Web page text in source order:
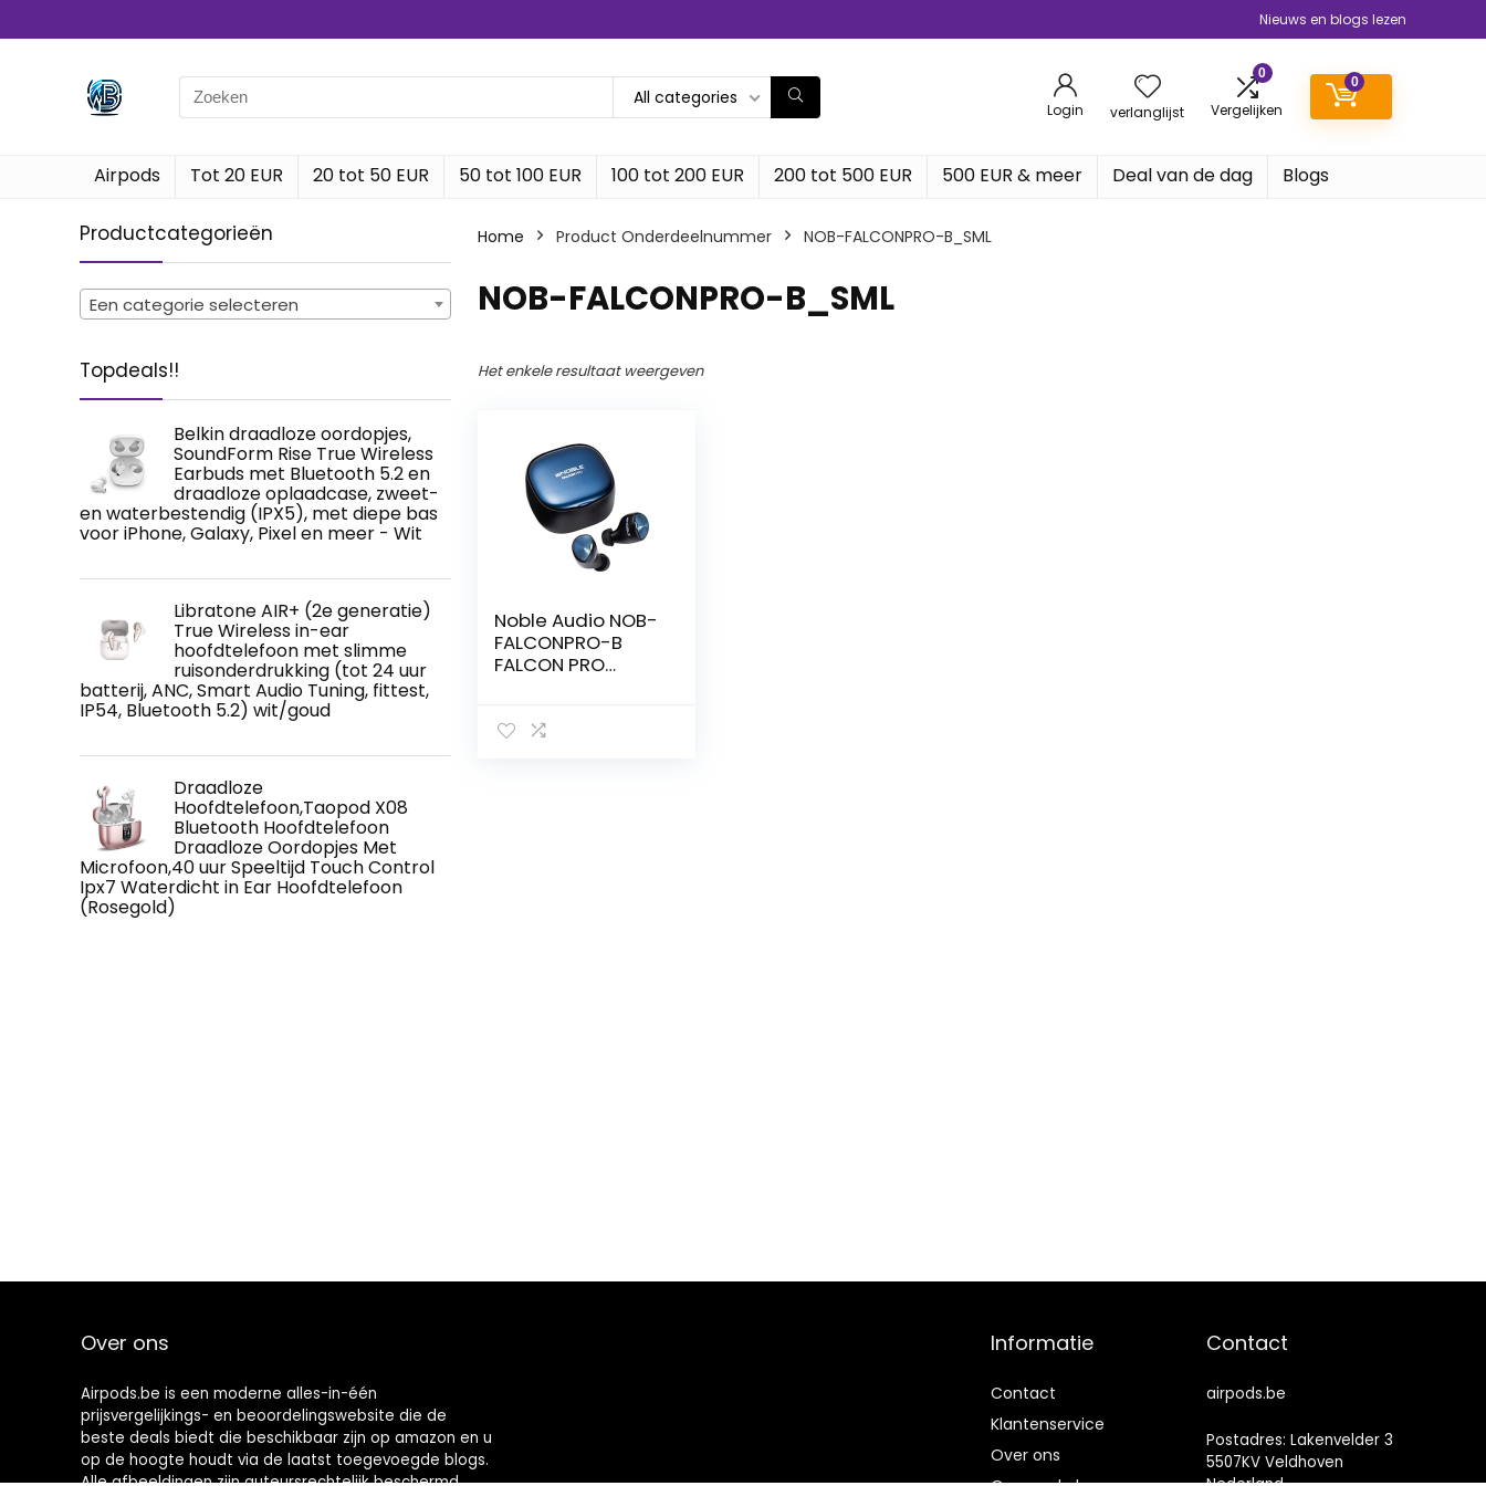
Nieuws en blogs lezen
Search
for:
All categories
Login verlanglijst
0
Vergelijken
0
Airpods Tot 20 EUR 20 tot 50 EUR 50 tot 100 EUR 100 tot 200 EUR 200 tot 500 EUR 500 EUR & meer Deal van de dag Blogs
Productcategorieën
Een categorie selecteren
Topdeals!!
Belkin draadloze oordopjes,
SoundForm Rise True Wireless
Earbuds met Bluetooth 5.2 en
draadloze oplaadcase, zweet-
en waterbestendig (IPX5), met diepe bas
voor iPhone, Galaxy, Pixel en meer - Wit
Libratone AIR+ (2e generatie)
True Wireless in-ear
hoofdtelefoon met slimme
ruisonderdrukking (tot 24 uur
batterij, ANC, Smart Audio Tuning, fittest,
IP54, Bluetooth 5.2) wit/goud
Draadloze
Hoofdtelefoon,Taopod X08
Bluetooth Hoofdtelefoon
Draadloze Oordopjes Met
Microfoon,40 uur Speeltijd Touch Control
Ipx7 Waterdicht in Ear Hoofdtelefoon
(Rosegold)
Home Product Onderdeelnummer ‎NOB-FALCONPRO-B_SML
‎NOB-FALCONPRO-B_SML
Het enkele resultaat weergeven
Noble Audio NOB-
FALCONPRO-B
FALCON PRO
Oortelefoon
Over ons
Airpods.be is een moderne alles-in-één
prijsvergelijkings- en beoordelingswebsite die de
beste deals biedt die beschikbaar zijn op amazon en u
op de hoogte houdt via de laatst toegevoegde blogs.
Alle afbeeldingen zijn auteursrechtelijk beschermd
Informatie
Contact
Klantenservice
Over ons
Contact
airpods.be
Postadres: Lakenvelder 3
5507KV Veldhoven